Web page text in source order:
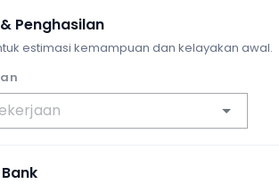
Penghasilan
estimasi kemampuan dan kelayakan awal.